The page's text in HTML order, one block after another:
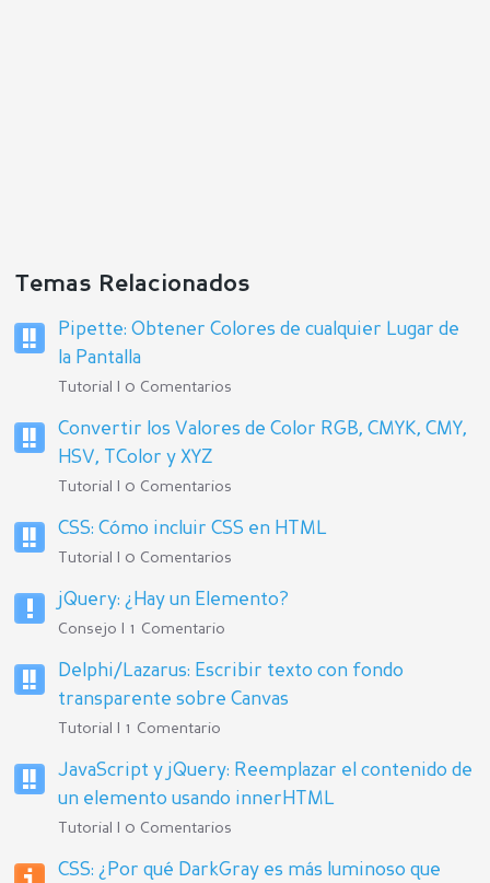
Temas Relacionados
Pipette: Obtener Colores de cualquier Lugar de
la Pantalla
Tutorial | 0 Comentarios
Convertir los Valores de Color RGB, CMYK, CMY,
HSV, TColor y XYZ
Tutorial | 0 Comentarios
CSS: Cómo incluir CSS en HTML
Tutorial | 0 Comentarios
jQuery: ¿Hay un Elemento?
Consejo | 1 Comentario
Delphi/Lazarus: Escribir texto con fondo
transparente sobre Canvas
Tutorial | 1 Comentario
JavaScript y jQuery: Reemplazar el contenido de
un elemento usando innerHTML
Tutorial | 0 Comentarios
CSS: ¿Por qué DarkGray es más luminoso que